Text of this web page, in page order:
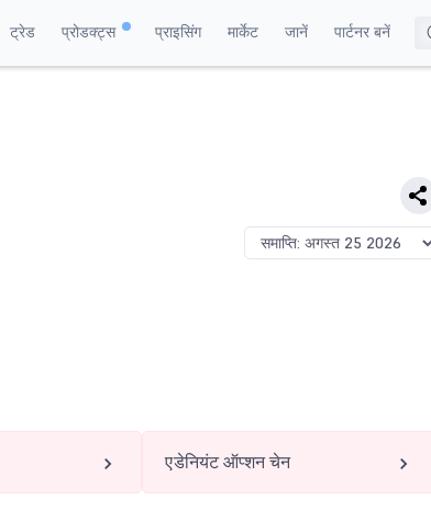
ट्रेड प्रोडक्ट्स प्राइसिंग मार्केट जानें पार्टनर बनें
एडेनियंट ऑप्शन चेन